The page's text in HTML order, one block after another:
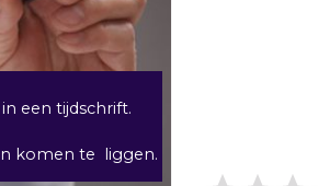
een tijdschrift.
komen te liggen.